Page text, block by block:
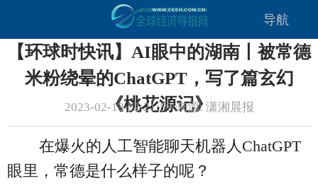
导航
【环球时快讯】AI眼中的湖南丨被常德
米粉绕晕的ChatGPT，写了篇玄幻
《桃花源记》
2023-02-13 22:21:59 来源: 潇湘晨报
在爆火的人工智能聊天机器人ChatGPT
眼里，常德是什么样子的呢？